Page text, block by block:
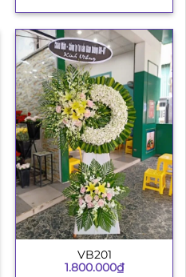
VB201
1.800.000₫